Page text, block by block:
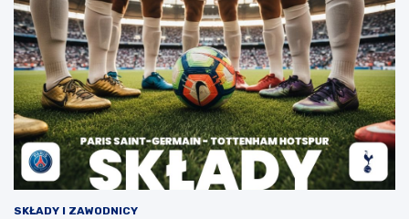
SKŁADY I ZAWODNICY